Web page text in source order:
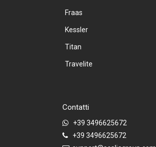
Fraas
Kessler
Titan
Travelite
Contatti
+39 3496625672
+39 3496625672